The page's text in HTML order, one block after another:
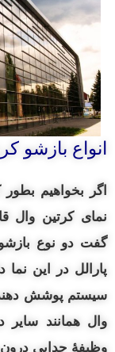
انواع بازشو
اگر بخواهیم
نمای کرتین وال
گفت دو نوع
پارالل در این
سیستم پوشش
وال همانند سایر
وظیفهٔ جدایی